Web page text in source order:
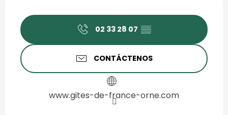
Horarios y datos de
02 33 28 07 ▒▒
CONTÁCTENOS
www.gites-de-france-orne.com